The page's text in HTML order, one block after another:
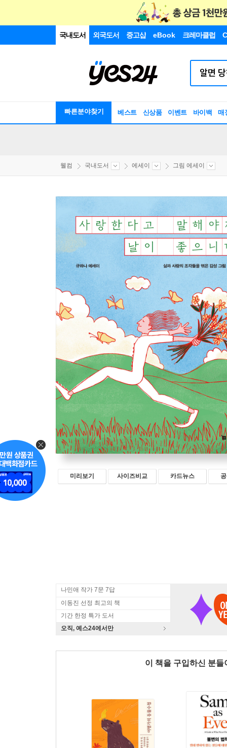
국내도서 외국도서 중고샵 eBook 크레마클럽
빠른분야찾기 베스트 신상품 이벤트 바이백 매
웰컴 국내도서 에세이 그림 에세이
미리보기 사이즈비교 카드뉴스
나민애 작가 7문 7답
이동진 선정 최고의 책
기간 한정 특가 도서
오직, 예스24에서만
이 책을 구입하신 분